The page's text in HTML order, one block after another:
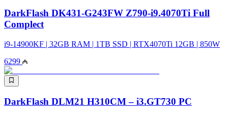
DarkFlash DK431-G243FW Z790-i9.4070Ti Full
Complect
i9-14900KF | 32GB RAM | 1TB SSD | RTX4070Ti 12GB | 850W
6299
DarkFlash DLM21 H310CM – i3.GT730 PC